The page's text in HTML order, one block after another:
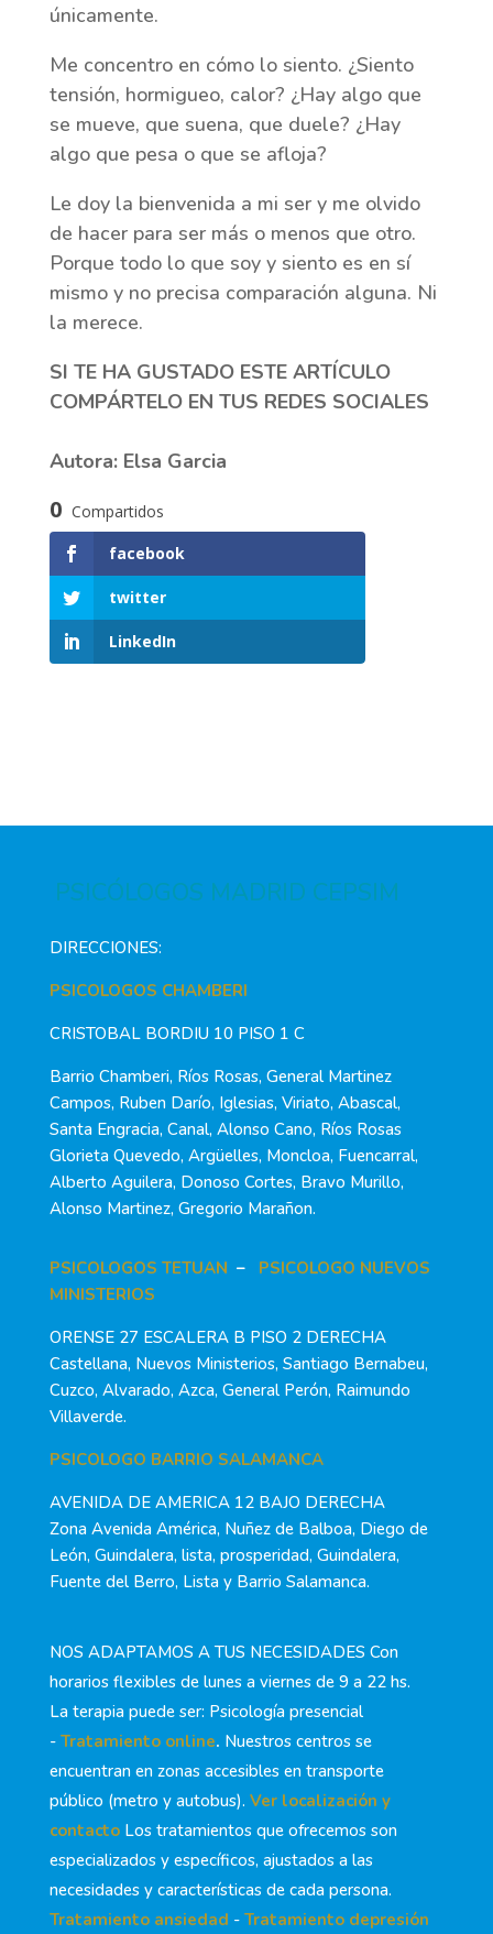
únicamente.
Me concentro en cómo lo siento. ¿Siento
tensión, hormigueo, calor? ¿Hay algo que
se mueve, que suena, que duele? ¿Hay
algo que pesa o que se afloja?
Le doy la bienvenida a mi ser y me olvido
de hacer para ser más o menos que otro.
Porque todo lo que soy y siento es en sí
mismo y no precisa comparación alguna. Ni
la merece.
SI TE HA GUSTADO ESTE ARTÍCULO
COMPÁRTELO EN TUS REDES SOCIALES
Autora: Elsa Garcia
0 Compartidos
facebook
twitter
LinkedIn
PSICÓLOGOS MADRID CEPSIM
DIRECCIONES:
PSICOLOGOS CHAMBERI
CRISTOBAL BORDIU 10 PISO 1 C
Barrio Chamberi, Ríos Rosas, General Martinez
Campos, Ruben Darío, Iglesias, Viriato, Abascal,
Santa Engracia, Canal, Alonso Cano, Ríos Rosas
Glorieta Quevedo, Argüelles, Moncloa, Fuencarral,
Alberto Aguilera, Donoso Cortes, Bravo Murillo,
Alonso Martinez, Gregorio Marañon.
PSICOLOGOS TETUAN – PSICOLOGO NUEVOS
MINISTERIOS
ORENSE 27 ESCALERA B PISO 2 DERECHA
Castellana, Nuevos Ministerios, Santiago Bernabeu,
Cuzco, Alvarado, Azca, General Perón, Raimundo
Villaverde.
PSICOLOGO BARRIO SALAMANCA
AVENIDA DE AMERICA 12 BAJO DERECHA
Zona Avenida América, Nuñez de Balboa, Diego de
León, Guindalera, lista, prosperidad, Guindalera,
Fuente del Berro, Lista y Barrio Salamanca.
NOS ADAPTAMOS A TUS NECESIDADES Con
horarios flexibles de lunes a viernes de 9 a 22 hs.
La terapia puede ser: Psicología presencial
- Tratamiento online. Nuestros centros se
encuentran en zonas accesibles en transporte
público (metro y autobus). Ver localización y
contactoLos tratamientos que ofrecemos son
especializados y específicos, ajustados a las
necesidades y características de cada persona.
Tratamiento ansiedad - Tratamiento depresión